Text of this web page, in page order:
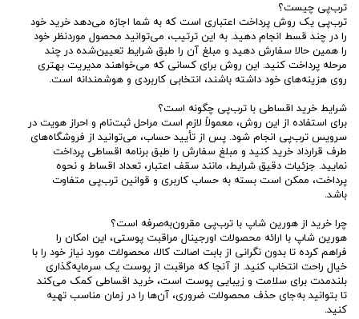
ترب‌پی چیست؟
ترب‌پی یک روش پرداخت اعتباری است که به شما اجازه می‌دهد خرید خود
را در چند قسط انجام دهید. به این ترتیب، می‌توانید محصول موردنظر خود
را همین حالا سفارش دهید و مبلغ آن را طبق شرایط تعیین‌شده در چند
مرحله پرداخت کنید. این روش برای کسانی که می‌خواهند مدیریت بهتری
روی هزینه‌های خود داشته باشند، انتخابی کاربردی و هوشمندانه است.
شرایط خرید اقساطی با ترب‌پی چگونه است؟
برای استفاده از این روش، معمولاً لازم است مراحل ثبت‌نام و احراز هویت در
سرویس ترب‌پی انجام شود. پس از تأیید حساب، می‌توانید از فروشگاه‌های
طرف قرارداد خرید کنید و مبلغ سفارش را طبق برنامه اقساطی پرداخت
نمایید. جزئیات دقیق شرایط، مانند سقف اعتبار، تعداد اقساط و نحوه
پرداخت، ممکن است بسته به حساب کاربری و قوانین ترب‌پی متفاوت
باشد.
چرا خرید از هورین شاپ با ترب‌پی مقرون‌به‌صرفه است؟
هورین شاپ با ارائه محصولات اورجینال مراقبت پوستی، این امکان را
فراهم کرده تا بدون نگرانی از بابت اصالت کالا، محصولات مورد نیاز خود را با
خیال راحت انتخاب کنید. از آنجا که مراقبت از پوست یک سرمایه‌گذاری
بلندمدت برای سلامت و زیبایی پوست است، خرید اقساطی کمک می‌کند
تا بتوانید به‌جای حذف محصولات ضروری، آن‌ها را در زمان مناسب تهیه
کنید.